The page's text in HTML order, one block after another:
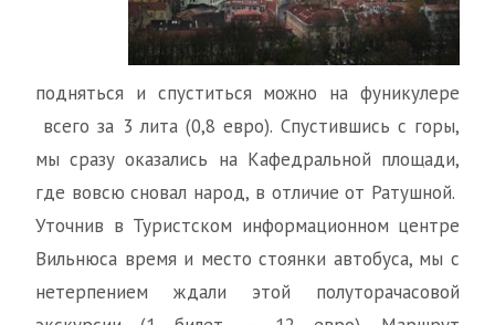
подняться и спуститься можно на фуникулере
всего за 3 лита (0,8 евро). Спустившись с горы,
мы сразу оказались на Кафедральной площади,
где вовсю сновал народ, в отличие от Ратушной.
Уточнив в Туристском информационном центре
Вильнюса время и место стоянки автобуса, мы с
нетерпением ждали этой полуторачасовой